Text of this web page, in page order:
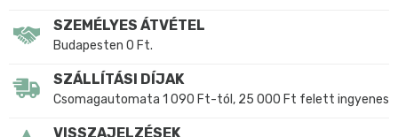
SZEMÉLYES ÁTVÉTEL
Budapesten 0 Ft.
SZÁLLÍTÁSI DÍJAK
Csomagautomata 1 090 Ft-tól, 25 000 Ft felett ingyenes
VISSZAJELZÉSEK